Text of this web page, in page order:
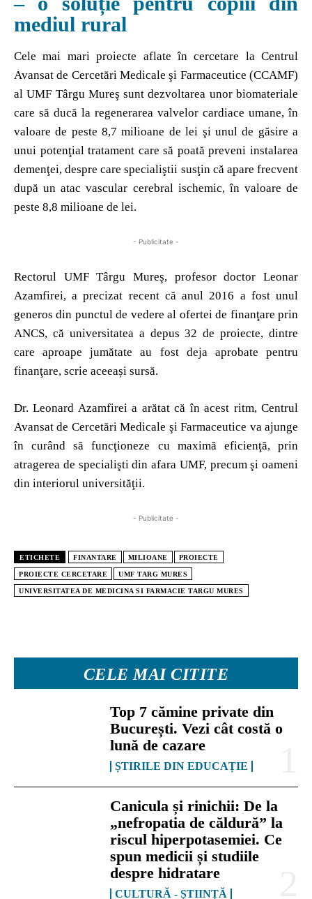
CELE MAI CITITE
Top 7 cămine private din
București. Vezi cât costă o
lună de cazare
ȘTIRILE DIN EDUCAȚIE
Canicula și rinichii: De la
„nefropatia de căldură” la
riscul hiperpotasemiei. Ce
spun medicii și studiile
despre hidratare
CULTURĂ - ȘTIINȚĂ
mediul rural
Cele mai mari proiecte aflate în cercetare la Centrul
Avansat de Cercetări Medicale şi Farmaceutice (CCAMF)
al UMF Târgu Mureş sunt dezvoltarea unor biomateriale
care să ducă la regenerarea valvelor cardiace umane, în
valoare de peste 8,7 milioane de lei şi unul de găsire a
unui potenţial tratament care să poată preveni instalarea
demenţei, despre care specialiştii susţin că apare frecvent
după un atac vascular cerebral ischemic, în valoare de
peste 8,8 milioane de lei.
- Publicitate -
Rectorul UMF Târgu Mureş, profesor doctor Leonar
Azamfirei, a precizat recent că anul 2016 a fost unul
generos din punctul de vedere al ofertei de finanţare prin
ANCS, că universitatea a depus 32 de proiecte, dintre
care aproape jumătate au fost deja aprobate pentru
finanţare, scrie aceeași sursă.
Dr. Leonard Azamfirei a arătat că în acest ritm, Centrul
Avansat de Cercetări Medicale şi Farmaceutice va ajunge
în curând să funcţioneze cu maximă eficienţă, prin
atragerea de specialişti din afara UMF, precum şi oameni
din interiorul universităţii.
- Publicitate -
ETICHETE FINANTARE MILIOANE PROIECTE
PROIECTE CERCETARE UMF TARG MURES
UNIVERSITATEA DE MEDICINA SI FARMACIE TARGU MURES